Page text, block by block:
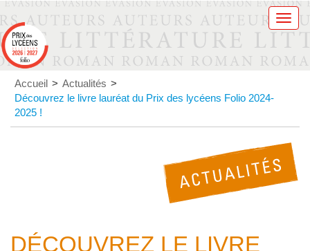
Accueil > Actualités >
Découvrez le livre lauréat du Prix des lycéens Folio 2024-
2025 !
DÉCOUVREZ LE LIVRE